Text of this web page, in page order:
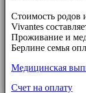
Стоимость родов
Vivantes
Проживание и
Берлине семья
Медицинская
Счет на оплату